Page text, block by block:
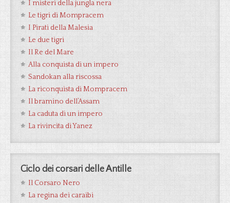
I misteri della jungla nera
Le tigri di Mompracem
I Pirati della Malesia
Le due tigri
Il Re del Mare
Alla conquista di un impero
Sandokan alla riscossa
La riconquista di Mompracem
Il bramino dell’Assam
La caduta di un impero
La rivincita di Yanez
Ciclo dei corsari delle Antille
Il Corsaro Nero
La regina dei caraibi